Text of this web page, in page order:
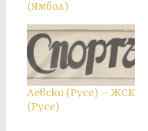
(Ямбол)
Левски (Русе) – ЖСК
(Русе)